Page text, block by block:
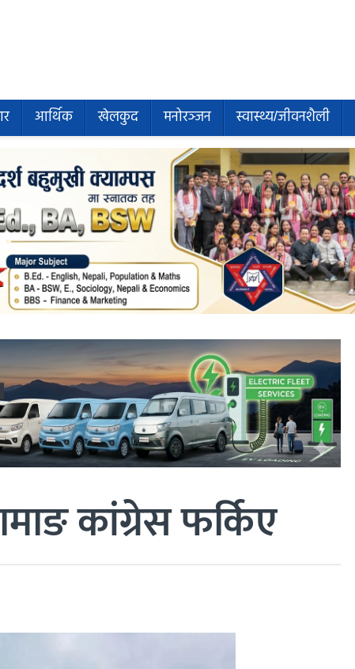
आर्थिक खेलकुद मनोरञ्जन स्वास्थ्य/जीवनशैली
कांग्रेस फर्किए